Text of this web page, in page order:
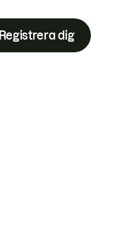
Registrera dig